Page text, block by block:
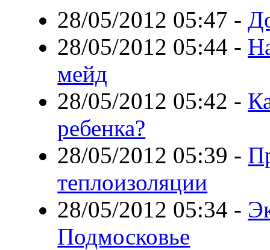
28/05/2012 05:47 -
28/05/2012 05:44 -
мейд
28/05/2012 05:42 -
ребенка?
28/05/2012 05:39 -
теплоизоляции
28/05/2012 05:34 -
Подмосковье